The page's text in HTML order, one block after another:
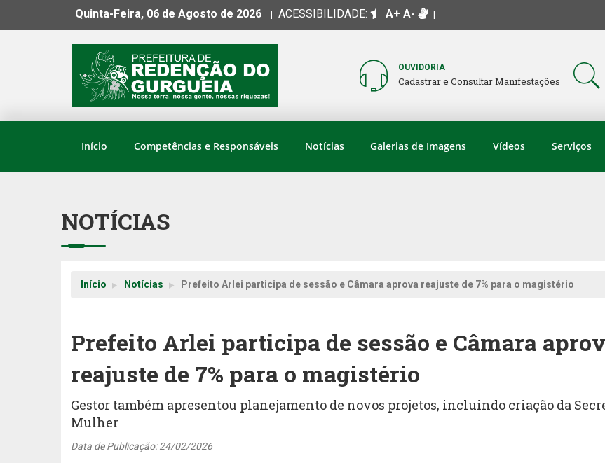
Quinta-Feira, 06 de Agosto de 2026 | ACESSIBILIDADE: A+ A- |
OUVIDORIA
Cadastrar e Consultar Manifestações
Início Competências e Responsáveis Notícias Galerias de Imagens Vídeos Serviços
NOTÍCIAS
Início Notícias Prefeito Arlei participa de sessão e Câmara aprova reajuste de 7% para o magistério
Prefeito Arlei participa de sessão e Câmara
reajuste de 7% para o magistério
Gestor também apresentou planejamento de novos projetos, incluindo criação da
Mulher
Data de Publicação: 24/02/2026